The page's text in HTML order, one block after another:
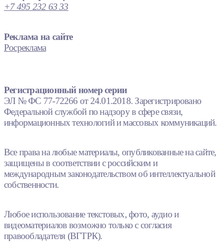
+7 495 232 63 33
Реклама на сайте
Росреклама
Регистрационный номер серии
ЭЛ № ФС 77-72266 от 24.01.2018. Зарегистрировано
Федеральной службой по надзору в сфере связи,
информационных технологий и массовых коммуникаций.
Все права на любые материалы, опубликованные на сайте,
защищены в соответствии с российским и
международным законодательством об интеллектуальной
собственности.
Любое использование текстовых, фото, аудио и
видеоматериалов возможно только с согласия
правообладателя (ВГТРК).